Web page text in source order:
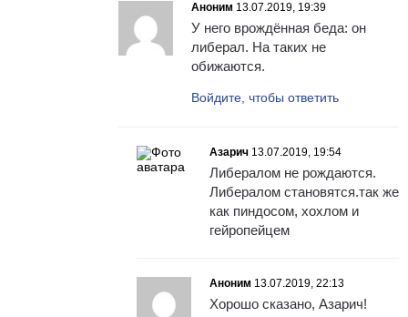
Аноним 13.07.2019, 19:39
У него врождённая беда: он
либерал. На таких не
обижаются.
Войдите, чтобы ответить
Азарич 13.07.2019, 19:54
Либералом не рождаются.
Либералом становятся.так же
как пиндосом, хохлом и
гейропейцем
Аноним 13.07.2019, 22:13
Хорошо сказано, Азарич!